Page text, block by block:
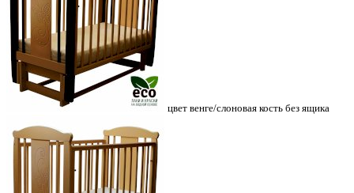
цвет венге/слоновая кость без ящика